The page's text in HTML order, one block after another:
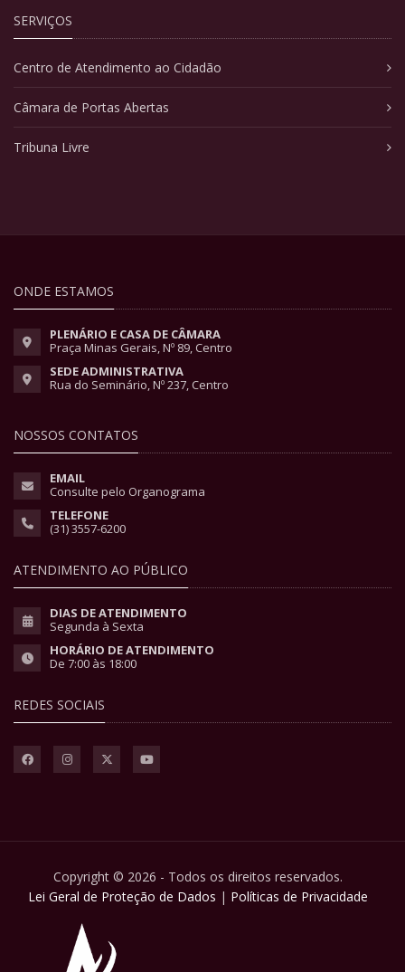
SERVIÇOS
Centro de Atendimento ao Cidadão
Câmara de Portas Abertas
Tribuna Livre
ONDE ESTAMOS
PLENÁRIO E CASA DE CÂMARA
Praça Minas Gerais, Nº 89, Centro
SEDE ADMINISTRATIVA
Rua do Seminário, Nº 237, Centro
NOSSOS CONTATOS
EMAIL
Consulte pelo Organograma
TELEFONE
(31) 3557-6200
ATENDIMENTO AO PÚBLICO
DIAS DE ATENDIMENTO
Segunda à Sexta
HORÁRIO DE ATENDIMENTO
De 7:00 às 18:00
REDES SOCIAIS
Copyright © 2026 - Todos os direitos reservados.
Lei Geral de Proteção de Dados | Políticas de Privacidade